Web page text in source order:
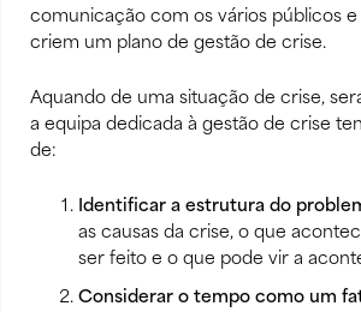
comunicação com os vários públicos
criem um plano de gestão de crise.
Aquando de uma situação de crise,
a equipa dedicada à gestão de crise
de:
Identificar a estrutura do
as causas da crise, o que
ser feito e o que pode vir a
Considerar o tempo como um